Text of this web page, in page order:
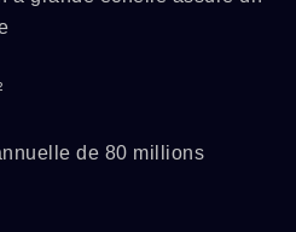
de 80 millions